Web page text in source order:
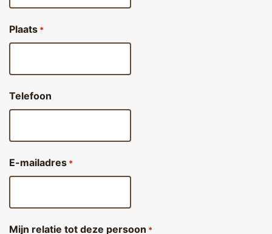
Plaats *
Telefoon
E-mailadres *
Mijn relatie tot deze persoon *